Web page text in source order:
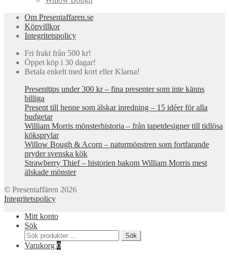
Om Presentaffaren.se
Köpvillkor
Integritetspolicy
Fri frakt från 500 kr!
Öppet köp i 30 dagar!
Betala enkelt med kort eller Klarna!
Presenttips under 300 kr – fina presenter som inte känns
billiga
Present till henne som älskar inredning – 15 idéer för alla
budgetar
William Morris mönsterhistoria – från tapetdesigner till tidlösa
köksprylar
Willow Bough & Acorn – naturmönstren som fortfarande
pryder svenska kök
Strawberry Thief – historien bakom William Morris mest
älskade mönster
© Presentaffären 2026
Integritetspolicy
Mitt konto
Sök
Sök
efter:
Sök
Varukorg 0